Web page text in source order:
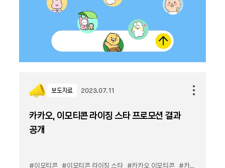
보도자료 2023.07.11
카카오, 이모티콘 라이징 스타 프로모션 결과
공개
#이모티콘 #이모티콘 라이징 스타 #카카오 이모티콘 #카카오톡